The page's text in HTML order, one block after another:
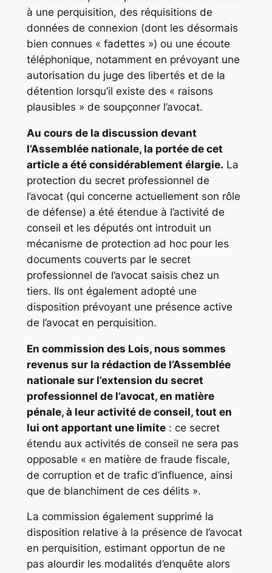
à une perquisition, des réquisitions de
données de connexion (dont les désormais
bien connues « fadettes ») ou une écoute
téléphonique, notamment en prévoyant une
autorisation du juge des libertés et de la
détention lorsqu’il existe des « raisons
plausibles » de soupçonner l’avocat.
Au cours de la discussion devant
l’Assemblée nationale, la portée de cet
article a été considérablement élargie. La
protection du secret professionnel de
l’avocat (qui concerne actuellement son rôle
de défense) a été étendue à l’activité de
conseil et les députés ont introduit un
mécanisme de protection ad hocpour les
documents couverts par le secret
professionnel de l’avocat saisis chez un
tiers. Ils ont également adopté une
disposition prévoyant une présence active
de l’avocat en perquisition.
En commission des Lois, nous sommes
revenus sur la rédaction de l’Assemblée
nationale sur l’extension du secret
professionnel de l’avocat, en matière
pénale, à leur activité de conseil, tout en
lui ont apportant une limite: ce secret
étendu aux activités de conseil ne sera pas
opposable « en matière de fraude fiscale,
de corruption et de trafic d’influence, ainsi
que de blanchiment de ces délits ».
La commission également supprimé la
disposition relative à la présence de l’avocat
en perquisition, estimant opportun de ne
pas alourdir les modalités d’enquête alors